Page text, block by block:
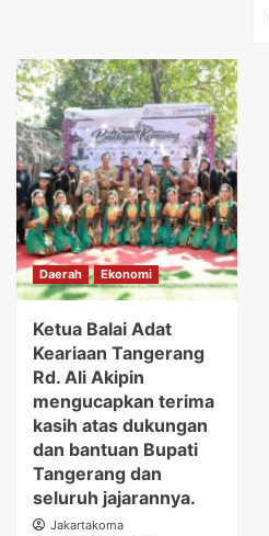
Daerah Ekonomi
Ketua Balai Adat
Keariaan Tangerang
Rd. Ali Akipin
mengucapkan terima
kasih atas dukungan
dan bantuan Bupati
Tangerang dan
seluruh jajarannya.
Jakartakoma